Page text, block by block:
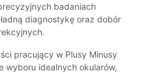
badaniach
diagnostykę oraz dobór
pracujący w Plusy Minusy
wyboru idealnych okularów,